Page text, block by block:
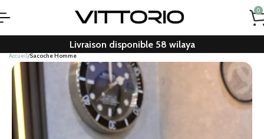
0
Livraison disponible 58 wilaya
Accueil Sacoche Homme